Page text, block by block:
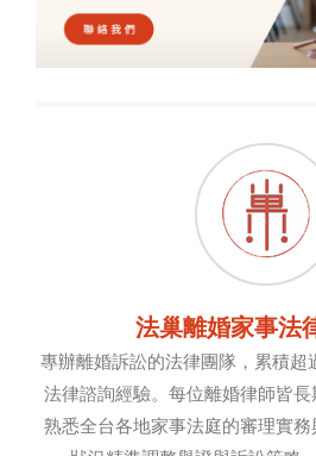
法巢離婚家事法
專辦離婚訴訟的法律團隊，累積
法律諮詢經驗。每位離婚律師皆長
熟悉全台各地家事法庭的審理實